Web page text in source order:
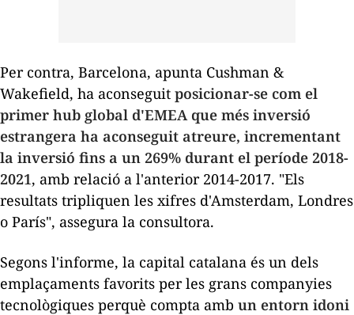
Per contra, Barcelona, ​​apunta Cushman &
Wakefield, ha aconseguit posicionar-se com el
primer hub global d'EMEA que més inversió
estrangera ha aconseguit atreure, incrementant
la inversió fins a un 269% durant el període 2018-
2021, amb relació a l'anterior 2014-2017. "Els
resultats tripliquen les xifres d'Amsterdam, Londres
o París", assegura la consultora.
Segons l'informe, la capital catalana és un dels
emplaçaments favorits per les grans companyies
tecnològiques perquè compta amb un entorn idoni